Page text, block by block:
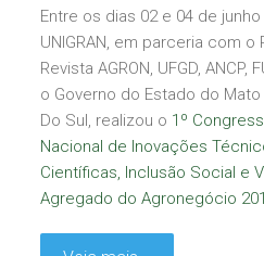
Entre os dias 02 e 04 de
UNIGRAN, em parceria com o
Revista AGRON, UFGD, ANCP,
o Governo do Estado do
Do Sul, realizou o 1º
Nacional de Inovações
Científicas, Inclusão Social e
Agregado do Agronegócio